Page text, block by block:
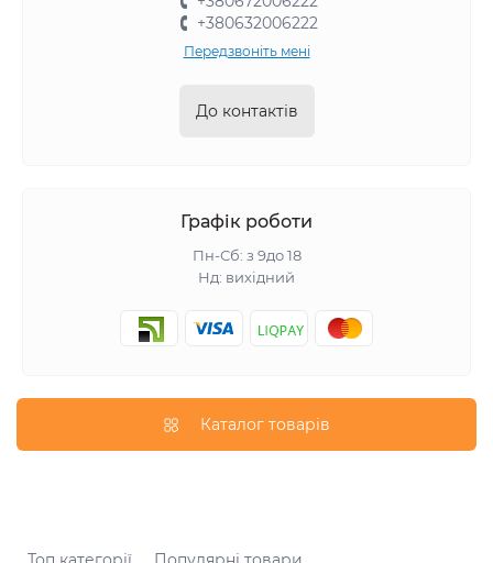
+380632006222
Передзвоніть мені
До контактів
Графік роботи
Пн-Сб: з 9до 18
Нд: вихідний
Каталог товарів